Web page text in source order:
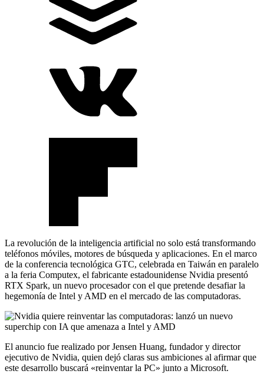
La revolución de la inteligencia artificial no solo está transformando
teléfonos móviles, motores de búsqueda y aplicaciones. En el marco
de la conferencia tecnológica GTC, celebrada en Taiwán en paralelo
a la feria Computex, el fabricante estadounidense Nvidia presentó
RTX Spark, un nuevo procesador con el que pretende desafiar la
hegemonía de Intel y AMD en el mercado de las computadoras.
El anuncio fue realizado por Jensen Huang, fundador y director
ejecutivo de Nvidia, quien dejó claras sus ambiciones al afirmar que
este desarrollo buscará «reinventar la PC» junto a Microsoft.